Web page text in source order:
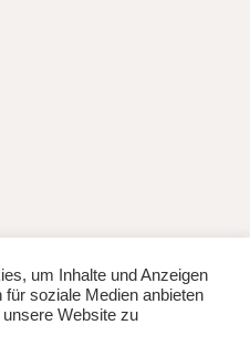
instag
Powered byWordPress
Elmastudio.
um Inhalte und Anzeigen
soziale Medien anbieten
Website zu